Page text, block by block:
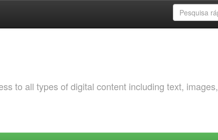
to all types of digital content including text, images,